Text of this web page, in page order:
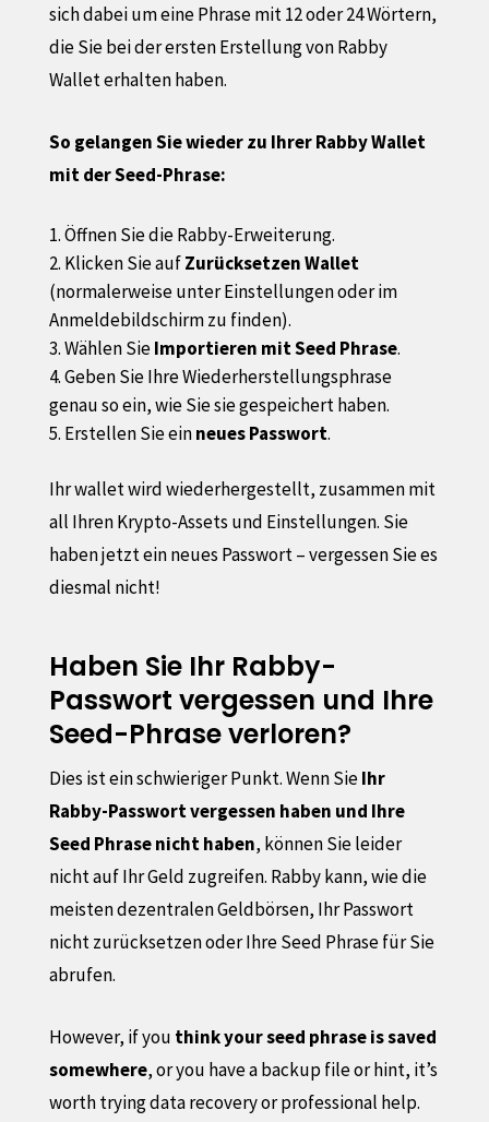
sich dabei um eine Phrase mit 12 oder 24 Wörtern,
die Sie bei der ersten Erstellung von Rabby
Wallet erhalten haben.
So gelangen Sie wieder zu Ihrer Rabby Wallet
mit derSeed-Phrase:
Öffnen Sie die Rabby-Erweiterung.
Klicken Sie aufZurücksetzen Wallet
(normalerweise unter Einstellungen oder im
Anmeldebildschirm zu finden).
Wählen SieImportieren mit Seed Phrase.
Geben Sie Ihre Wiederherstellungsphrase
genau so ein, wie Sie sie gespeichert haben.
Erstellen Sie einneues Passwort.
Ihr wallet wird wiederhergestellt, zusammen mit
all Ihren Krypto-Assets und Einstellungen. Sie
haben jetzt ein neues Passwort – vergessen Sie es
diesmal nicht!
Haben Sie Ihr Rabby-
Passwort vergessen und Ihre
Seed-Phrase verloren?
Dies ist ein schwieriger Punkt. Wenn SieIhr
Rabby-Passwort vergessen haben und Ihre
Seed Phrase nicht haben, können Sie leider
nicht auf Ihr Geld zugreifen. Rabby kann, wie die
meisten dezentralen Geldbörsen, Ihr Passwort
nicht zurücksetzen oder Ihre Seed Phrase für Sie
abrufen.
However, if you think your seed phrase is saved
somewhere, or you have a backup file or hint, it’s
worth trying data recovery or professional help.